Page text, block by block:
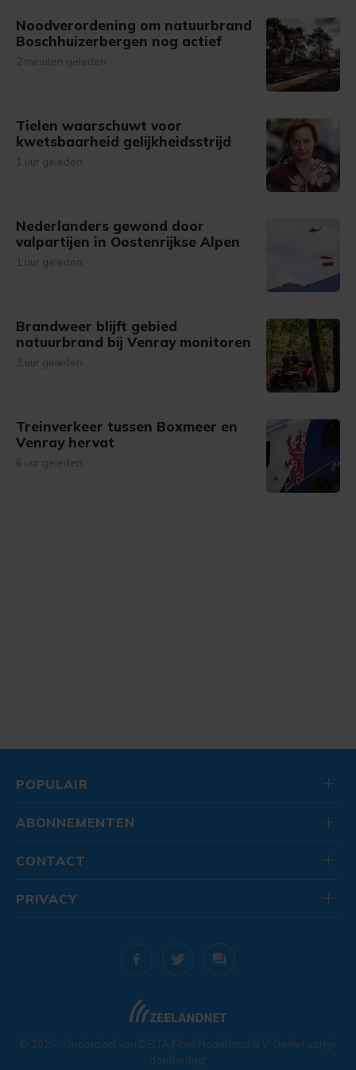
Noodverordening om natuurbrand
Boschhuizerbergen nog actief
2 minuten geleden
Tielen waarschuwt voor
kwetsbaarheid gelijkheidsstrijd
1 uur geleden
Nederlanders gewond door
valpartijen in Oostenrijkse Alpen
1 uur geleden
Brandweer blijft gebied
natuurbrand bij Venray monitoren
3 uur geleden
Treinverkeer tussen Boxmeer en
Venray hervat
6 uur geleden
POPULAIR
ABONNEMENTEN
CONTACT
© 2026 . Onderdeel van DELTA Fiber Nederland B.V. Geniet van je
donderdag!
PRIVACY